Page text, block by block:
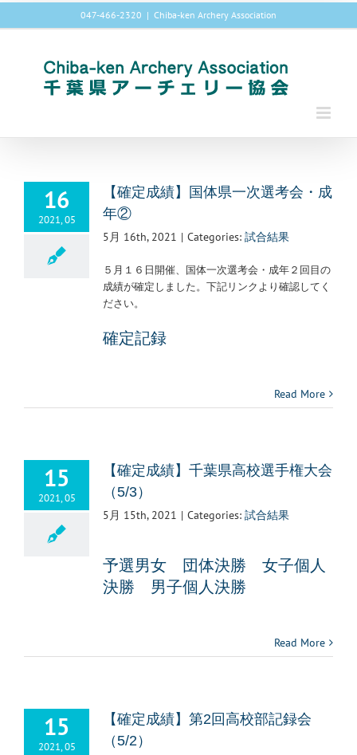
047-466-2320 | Chiba-ken Archery Association
16
2021, 05
【確定成績】国体県一次選考会・成
年②
5月 16th, 2021 | Categories: 試合結果
５月１６日開催、国体一次選考会・成年２回目の
成績が確定しました。下記リンクより確認してく
ださい。
確定記録
Read More
15
2021, 05
【確定成績】千葉県高校選手権大会
（5/3）
5月 15th, 2021 | Categories: 試合結果
予選男女 団体決勝
女子個人
決勝
男子個人決勝
Read More
15
2021, 05
【確定成績】第2回高校部記録会
（5/2）